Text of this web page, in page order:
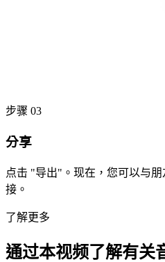
步骤 03
分享
点击 "导出"。现在，您可以与
接。
了解更多
通过本视频了解有关